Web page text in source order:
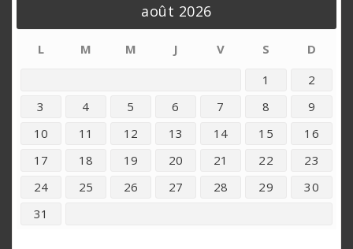
août 2026
L M M J V S
D
1
2
3
4 5 6 7 8
9
10
11 12 13 14 15
16
17
18 19 20 21 22
23
24
25 26 27 28 29
30
31